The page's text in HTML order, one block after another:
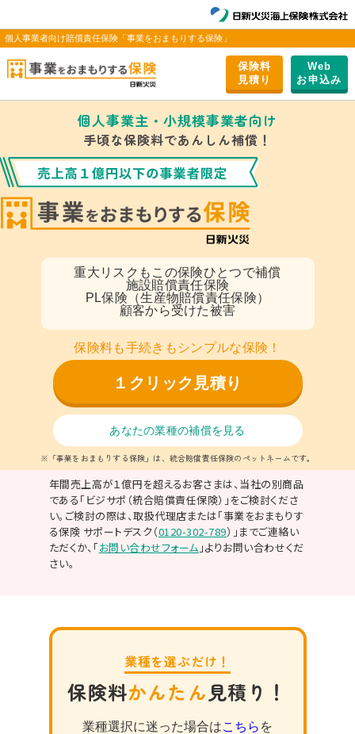
個人事業者向け賠償責任保険「事業をおまもりする保険」
保険料
⾒積り
Web
お申込み
個人事業主・小規模事業者向け
手頃な保険料であんしん補償！
重大リスク もこの保険ひとつで補償
施設賠償責任保険
PL保険（生産物賠償責任保険）
顧客から受けた被害
保険料も手続きもシンプルな保険！
１クリック見積り
あなたの業種の補償を見る
※「事業をおまもりする保険」は、統合賠償責任保険のペットネームです。
年間売上高が１億円を超えるお客さまは、当社の別商品
である「ビジサポ（統合賠償責任保険）」をご検討くださ
い。ご検討の際は、取扱代理店または「事業をおまもりす
る保険 サポートデスク（0120-302-789）」までご連絡い
ただくか、「お問い合わせフォーム 」よりお問い合わせくだ
さい。
業種を選ぶだけ！
保険料かんたん見積り！
業種選択に迷った場合はこちら を